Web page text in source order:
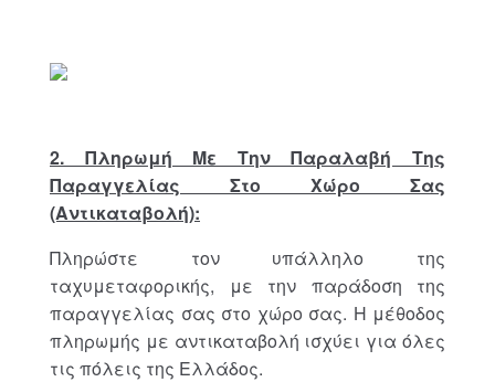
2. Πληρωμή Με Την Παραλαβή Της
Παραγγελίας Στο Χώρο Σας
(Αντικαταβολή):
Πληρώστε τον υπάλληλο της
ταχυμεταφορικής, με την παράδοση της
παραγγελίας σας στο χώρο σας. Η μέθοδος
πληρωμής με αντικαταβολή ισχύει για όλες
τις πόλεις της Ελλάδος.